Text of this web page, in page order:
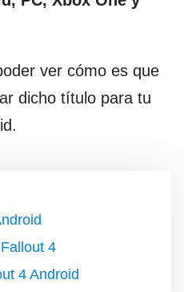
ver cómo es que
dicho título para tu
4
4 Android